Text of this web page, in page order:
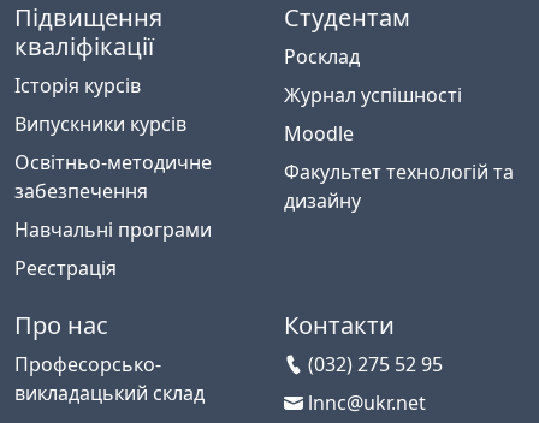
Підвищення
кваліфікації
Історія курсів
Випускники курсів
Освітньо-методичне
забезпечення
Навчальні програми
Реєстрація
Студентам
Росклад
Журнал успішності
Moodle
Факультет технологій та
дизайну
Про нас
Професорсько-
викладацький склад
Контакти
(032) 275 52 95
lnnc@ukr.net